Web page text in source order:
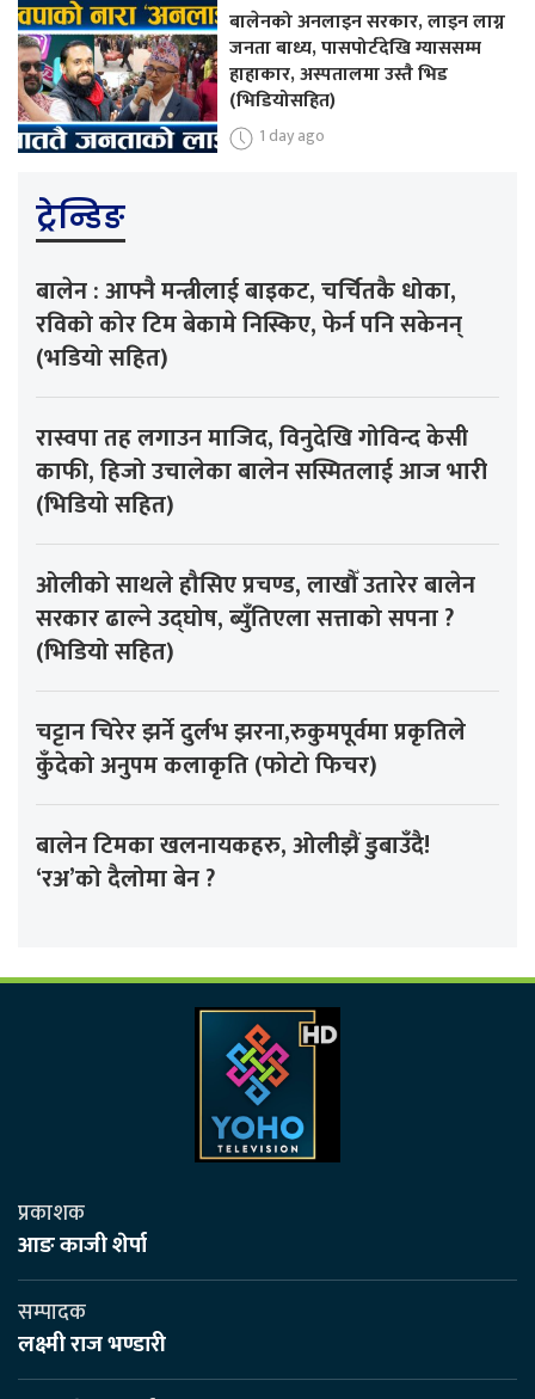
बालेनको अनलाइन सरकार, लाइन लाग्न
जनता बाध्य, पासपोर्टदेखि ग्याससम्म
हाहाकार, अस्पतालमा उस्तै भिड
(भिडियोसहित)
1 day ago
ट्रेन्डिङ
बालेन : आफ्नै मन्त्रीलाई बाइकट, चर्चितकै धोका,
रविको कोर टिम बेकामे निस्किए, फेर्न पनि सकेनन्
(भडियो सहित)
रास्वपा तह लगाउन माजिद, विनुदेखि गोविन्द केसी
काफी, हिजो उचालेका बालेन सस्मितलाई आज भारी
(भिडियो सहित)
ओलीको साथले हौसिए प्रचण्ड, लाखौँ उतारेर बालेन
सरकार ढाल्ने उद्घोष, ब्युँतिएला सत्ताको सपना ?
(भिडियो सहित)
चट्टान चिरेर झर्ने दुर्लभ झरना,रुकुमपूर्वमा प्रकृतिले
कुँदेको अनुपम कलाकृति (फोटो फिचर)
बालेन टिमका खलनायकहरु, ओलीझैं डुबाउँदै!
‘रअ’को दैलोमा बेन ?
प्रकाशक
आङ काजी शेर्पा
सम्पादक
लक्ष्मी राज भण्डारी